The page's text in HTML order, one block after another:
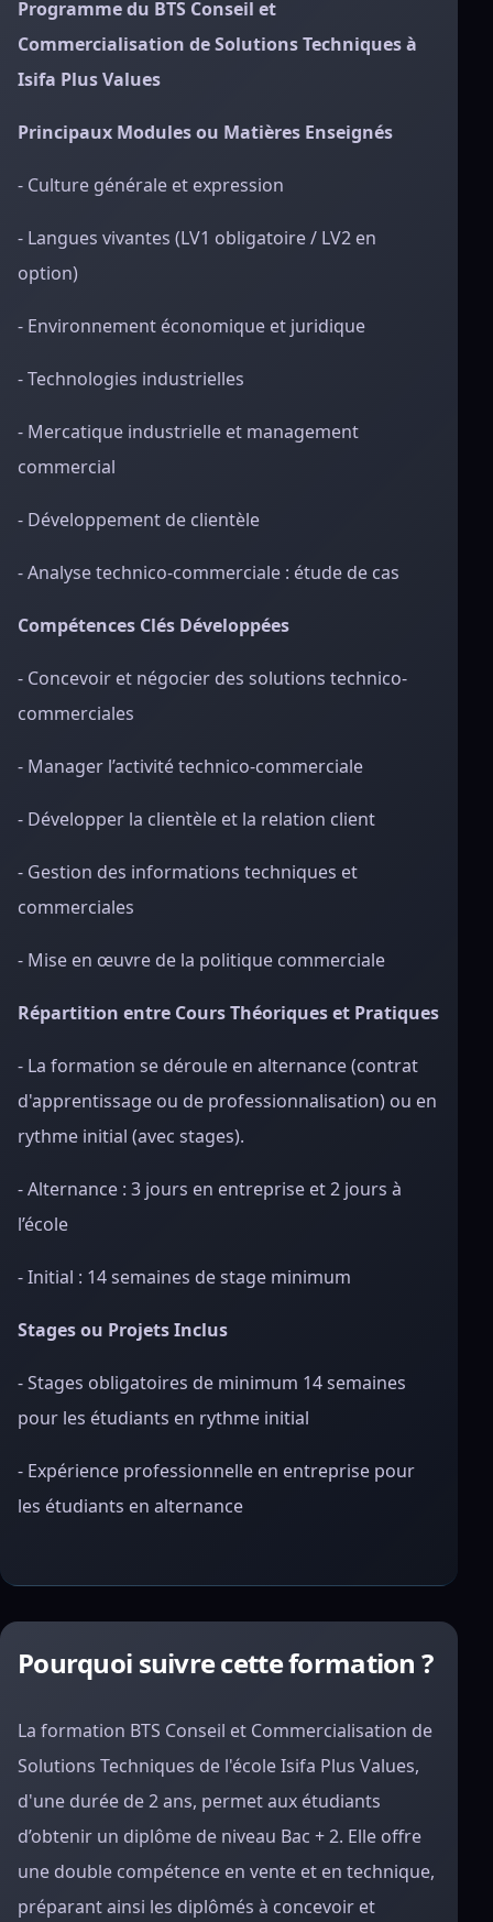
Programme du BTS Conseil et
Commercialisation de Solutions Techniques à
Isifa Plus Values
Principaux Modules ou Matières Enseignés
- Culture générale et expression
- Langues vivantes (LV1 obligatoire / LV2 en
option)
- Environnement économique et juridique
- Technologies industrielles
- Mercatique industrielle et management
commercial
- Développement de clientèle
- Analyse technico-commerciale : étude de cas
Compétences Clés Développées
- Concevoir et négocier des solutions technico-
commerciales
- Manager l’activité technico-commerciale
- Développer la clientèle et la relation client
- Gestion des informations techniques et
commerciales
- Mise en œuvre de la politique commerciale
Répartition entre Cours Théoriques et Pratiques
- La formation se déroule en alternance (contrat
d'apprentissage ou de professionnalisation) ou en
rythme initial (avec stages).
- Alternance : 3 jours en entreprise et 2 jours à
l’école
- Initial : 14 semaines de stage minimum
Stages ou Projets Inclus
- Stages obligatoires de minimum 14 semaines
pour les étudiants en rythme initial
- Expérience professionnelle en entreprise pour
les étudiants en alternance
Pourquoi suivre cette formation ?
La formation BTS Conseil et Commercialisation de
Solutions Techniques de l'école Isifa Plus Values,
d'une durée de 2 ans, permet aux étudiants
d’obtenir un diplôme de niveau Bac + 2. Elle offre
une double compétence en vente et en technique,
préparant ainsi les diplômés à concevoir et